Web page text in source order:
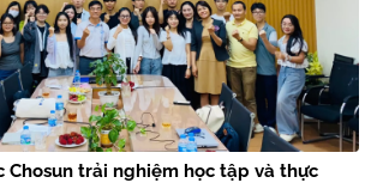
Chosun trải nghiệm học tập và thực